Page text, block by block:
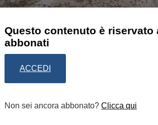
Questo contenuto è riservato
abbonati
ACCEDI
Non sei ancora abbonato? Clicca qui